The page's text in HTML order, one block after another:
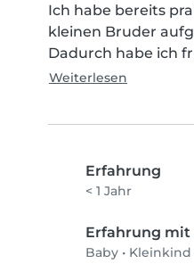
Ich habe bereits
kleinen Bruder
Dadurch habe ich
Weiterlesen
Erfahrung
< 1 Jahr
Erfahrung mit
Baby • Kleinkind